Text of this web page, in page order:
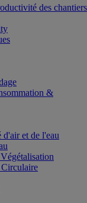
des chantiers
&
d'air et de l'eau